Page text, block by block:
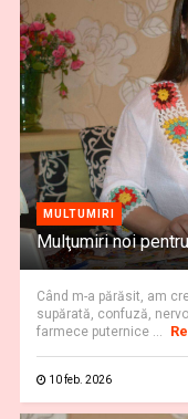
MULTUMIRI
Mulţumiri noi
Când m-a părăsit, am
supărată, confuză,
farmece puternice ...
10 feb. 2026